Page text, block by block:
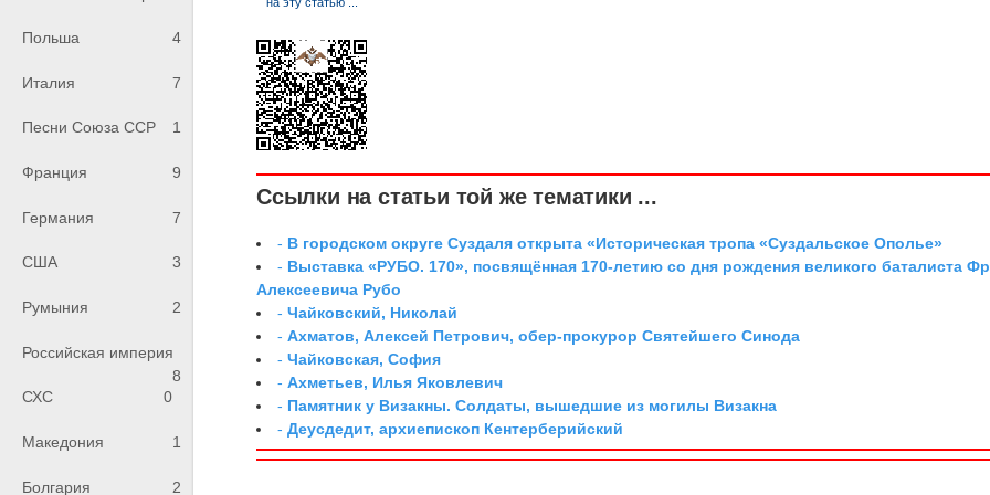
Польша 4
Италия 7
Песни Союза ССР 1
Франция 9
Германия 7
США 3
Румыния 2
Российская империя
8
СХС
0
Македония 1
Болгария 2
Ссылки на статьи той же тематики ...
- В городском округе Суздаля открыта «Историческая тропа «Суздальское Ополье»
- Выставка «РУБО. 170», посвящённая 170-летию со дня рождения великого баталиста
Алексеевича Рубо
-Чайковский, Николай
-Ахматов, Алексей Петрович, обер-прокурор Святейшего Синода
-Чайковская, София
-Ахметьев, Илья Яковлевич
- Памятник у Визакны. Солдаты, вышедшие из могилы Визакна
-Деусдедит, архиепископ Кентерберийский